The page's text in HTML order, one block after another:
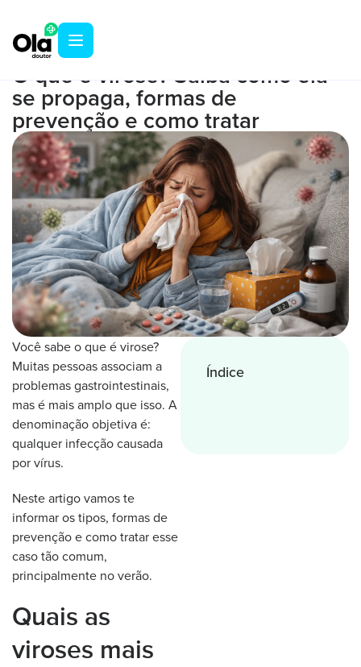
BLOG
O que é virose? Saiba como ela
se propaga, formas de
prevenção e como tratar
Você sabe o que é virose?
Muitas pessoas associam a
problemas gastrointestinais,
mas é mais amplo que isso. A
denominação objetiva é:
qualquer infecção causada
por vírus.
Neste artigo vamos te
informar os tipos, formas de
prevenção e como tratar esse
caso tão comum,
principalmente no verão.
Quais as
viroses mais
Índice